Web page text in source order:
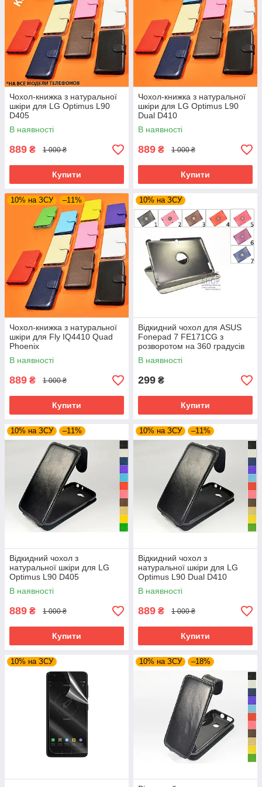
Чохол-книжка з натуральної
шкіри для LG Optimus L90
D405
В наявності
889 ₴ 1 000 ₴
Купити
Чохол-книжка з натуральної
шкіри для LG Optimus L90
Dual D410
В наявності
889 ₴ 1 000 ₴
Купити
10% на ЗСУ –11%
Чохол-книжка з натуральної
шкіри для Fly IQ4410 Quad
Phoenix
В наявності
889 ₴ 1 000 ₴
Купити
10% на ЗСУ
Відкидний чохол для ASUS
Fonepad 7 FE171CG з
розворотом на 360 градусів
В наявності
299 ₴
Купити
10% на ЗСУ –11%
Відкидний чохол з
натуральної шкіри для LG
Optimus L90 D405
В наявності
889 ₴ 1 000 ₴
Купити
10% на ЗСУ –11%
Відкидний чохол з
натуральної шкіри для LG
Optimus L90 Dual D410
В наявності
889 ₴ 1 000 ₴
Купити
10% на ЗСУ 10% на ЗСУ –18%